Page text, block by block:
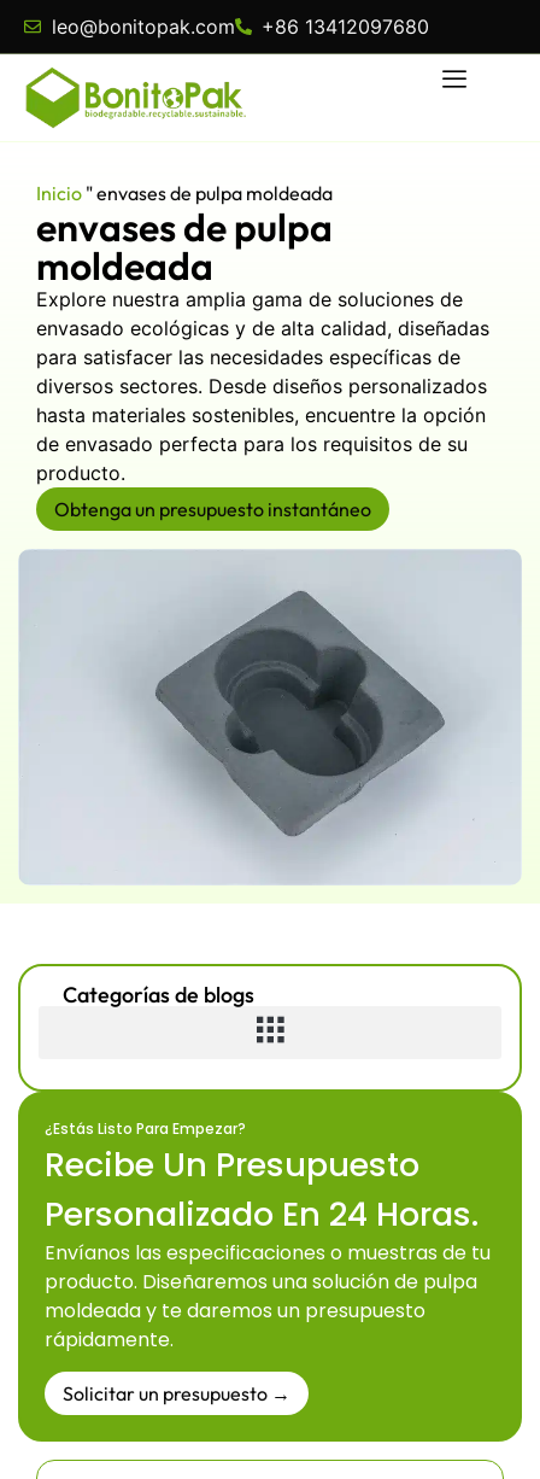
leo@bonitopak.com +86 13412097680
Inicio "envases de pulpa moldeada
envases de pulpa
moldeada
Explore nuestra amplia gama de soluciones de
envasado ecológicas y de alta calidad, diseñadas
para satisfacer las necesidades específicas de
diversos sectores. Desde diseños personalizados
hasta materiales sostenibles, encuentre la opción
de envasado perfecta para los requisitos de su
producto.
Obtenga un presupuesto instantáneo
Categorías de blogs
¿Estás Listo Para Empezar?
Recibe Un Presupuesto
Personalizado En 24 Horas.
Envíanos las especificaciones o muestras de tu
producto. Diseñaremos una solución de pulpa
moldeada y te daremos un presupuesto
rápidamente.
Solicitar un presupuesto →